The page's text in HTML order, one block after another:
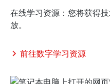
在线学习资源：您将获得
放。
前往数字学习资源